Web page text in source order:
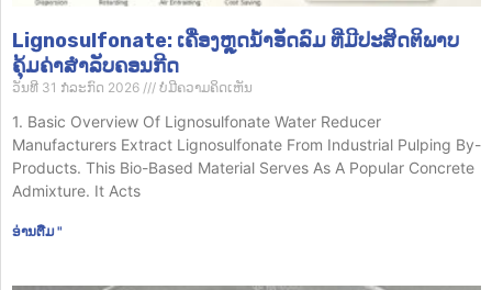
Lignosulfonate: ເຄື່ອງຫຼຸດນໍ້າອັດລົມ ທີ່ມີປະສິດຕິພາບ
ຄຸ້ມຄ່າສຳລັບຄອນກີດ
ວັນທີ 31 ກໍລະກົດ 2026 ບໍ່​ມີ​ຄວາມ​ຄິດ​ເຫັນ
1. Basic Overview Of Lignosulfonate Water Reducer
Manufacturers Extract Lignosulfonate From Industrial Pulping By-
Products. This Bio-Based Material Serves As A Popular Concrete
Admixture. It Acts
ອ່ານ​ຕື່ມ "